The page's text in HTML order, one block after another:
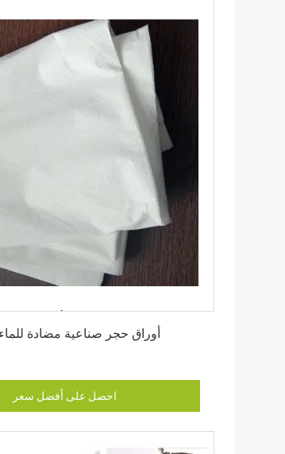
أوراق حجر صناعية مضادة
احصل على أفضل سعر